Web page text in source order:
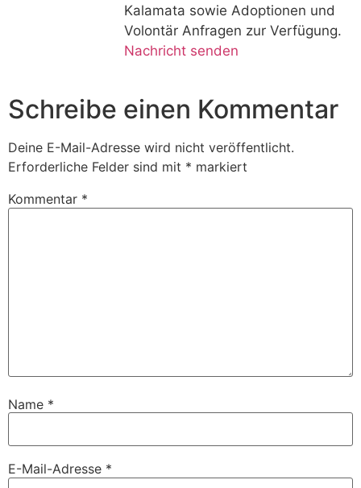
Kalamata sowie Adoptionen und
Volontär Anfragen zur Verfügung.
Nachricht senden
Schreibe einen Kommentar
Deine E-Mail-Adresse wird nicht veröffentlicht.
Erforderliche Felder sind mit * markiert
Kommentar *
Name *
E-Mail-Adresse *